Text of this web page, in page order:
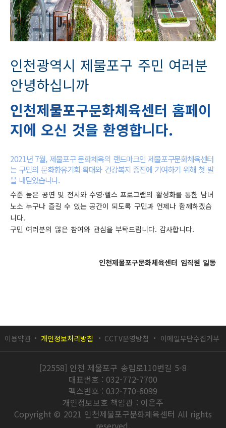
인천광역시 제물포구 주민 여러분
안녕하십니까
인천제물포구문화체육센터 홈페이
지에 오신 것을 환영합니다.
2021년 7월, 제물포구 문화체육의 랜드마크인 제물포구문화체육센터
는 구민의 문화향유기회 확대와 건강복지 증진에 기여하기 위해 첫 발
을 내딛었습니다.
수준 높은 공연 및 전시와 수영·헬스 프로그램의 활성화를 통한 남녀
노소 누구나 즐길 수 있는 공간이 되도록 구민과 언제나 함께하겠습
니다.
구민 여러분의 많은 참여와 관심을 부탁드립니다. 감사합니다.
인천제물포구문화체육센터 임직원 일동
이용약관 개인정보처리방침 CCTV운영방침 이메일무단수집거부
[22558] 인천 제물포구 송림로110번길 5-8
대표번호 : 032-772-7700
팩스번호 : 032-770-6099
개인정보보호 책임관 : 이은주
Copyright © 2021 인천제물포구문화체육센터 All rights
reserved.